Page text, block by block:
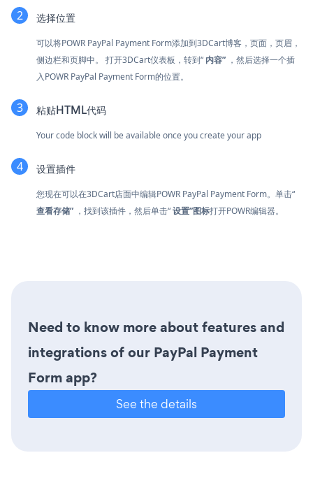
选择位置
可以将POWR PayPal Payment Form添加到3DCart博客，页面，页眉，
侧边栏和页脚中。 打开3DCart仪表板，转到“ 内容” ，然后选择一个插
入POWR PayPal Payment Form的位置。
粘贴HTML代码
Your code block will be available once you create your app
设置插件
您现在可以在3DCart店面中编辑POWR PayPal Payment Form。单击“
查看存储” ，找到该插件，然后单击“设置”图标打开POWR编辑器。
Need to know more about features and
integrations of our PayPal Payment
Form app?
See the details